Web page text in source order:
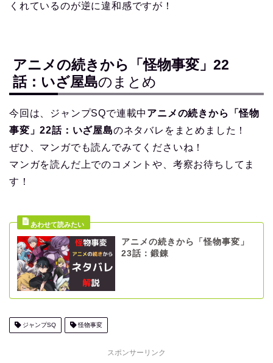
くれているのが逆に違和感ですが！
アニメの続きから「怪物事変」22
話：いざ屋島のまとめ
今回は、ジャンプSQで連載中 アニメの続きから「怪物
事変」22話：いざ屋島のネタバレをまとめました！
ぜひ、マンガでも読んでみてくださいね！
マンガを読んだ上でのコメントや、考察お待ちしてま
す！
アニメの続きから「怪物事変」
23話：鍛錬
ジャンプSQ 怪物事変
スポンサーリンク